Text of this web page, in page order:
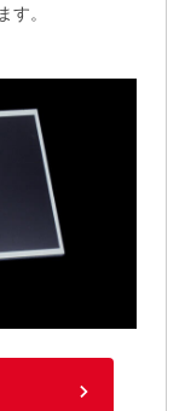
。